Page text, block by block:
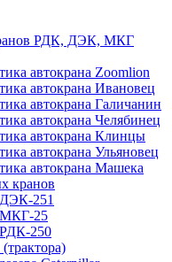
РДК, ДЭК, МКГ
автокрана Zoomlion
автокрана Ивановец
автокрана Галичанин
автокрана Челябинец
автокрана Клинцы
автокрана Ульяновец
автокрана Машека
кранов
251
МКГ-25
250
(трактора)